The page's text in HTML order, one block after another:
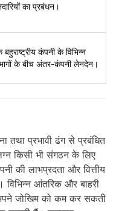
का प्रबंधन।
बहुराष्ट्रीय कंपनी के विभिन्न
के बीच अंतर-कंपनी लेनदेन।
तथा प्रभावी ढंग से प्रबंधित
किसी भी संगठन के लिए
की लाभप्रदता और वित्तीय
विभिन्न आंतरिक और बाहरी
जोखिम को कम कर सकती